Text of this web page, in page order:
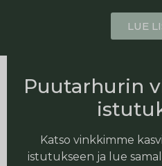
LUE
Puutarhurin
Katso vinkkimme
istutukseen ja lue